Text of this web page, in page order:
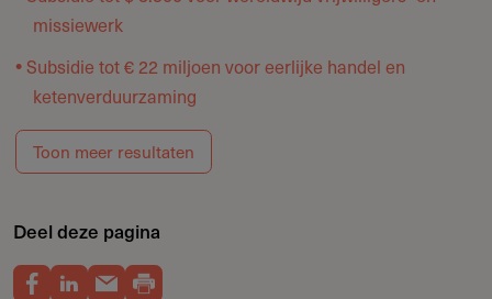
missiewerk
Subsidie tot € 22 miljoen voor eerlijke handel en
ketenverduurzaming
Toon meer resultaten
Deel deze pagina